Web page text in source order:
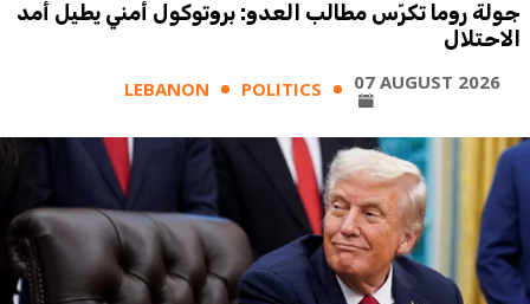
جولة روما تكرّس مطالب العدو: بروتوكول أمني يطيل أمد
الاحتلال
LEBANON POLITICS 07 AUGUST 2026